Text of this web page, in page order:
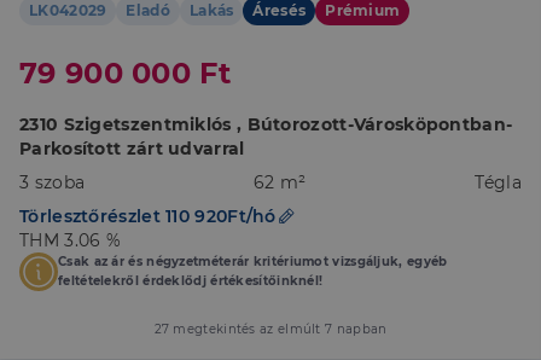
LK042029 Eladó Lakás Áresés Prémium
79 900 000 Ft
2310 Szigetszentmiklós , Bútorozott-Városköpontban-
Parkosított zárt udvarral
3 szoba
62 m²
Tégla
Törlesztőrészlet 110 920Ft/hó
THM 3.06 %
Csak az ár és négyzetméterár kritériumot vizsgáljuk, egyéb
feltételekről érdeklődj értékesítőinknél!
27 megtekintés az elmúlt 7 napban